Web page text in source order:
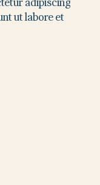
ut labore et